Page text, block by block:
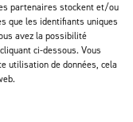
partenaires stockent et/ou
que les identifiants uniques
avez la possibilité
ci-dessous. Vous
utilisation de données, cela